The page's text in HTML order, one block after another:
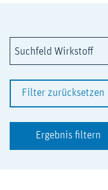
Suchfeld Wirkstoff
Filter zurücksetzen
Ergebnis filtern